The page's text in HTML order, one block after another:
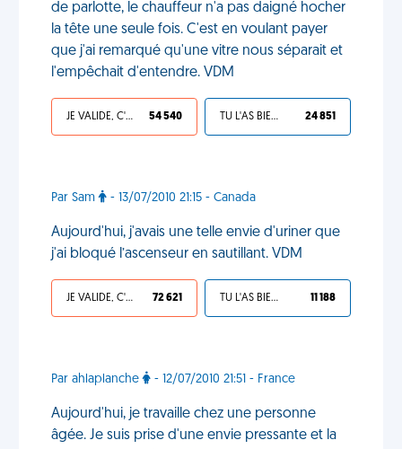
de parlotte, le chauffeur n'a pas daigné hocher
la tête une seule fois. C'est en voulant payer
que j'ai remarqué qu'une vitre nous séparait et
l'empêchait d'entendre. VDM
JE VALIDE, C'EST UNE VDM 54 540 TU L'AS BIEN MÉRITÉ 24 851
Par Sam - 13/07/2010 21:15 - Canada
Aujourd'hui, j'avais une telle envie d'uriner que
j'ai bloqué l’ascenseur en sautillant. VDM
JE VALIDE, C'EST UNE VDM 72 621 TU L'AS BIEN MÉRITÉ 11 188
Par ahlaplanche - 12/07/2010 21:51 - France
Aujourd'hui, je travaille chez une personne
âgée. Je suis prise d'une envie pressante et la